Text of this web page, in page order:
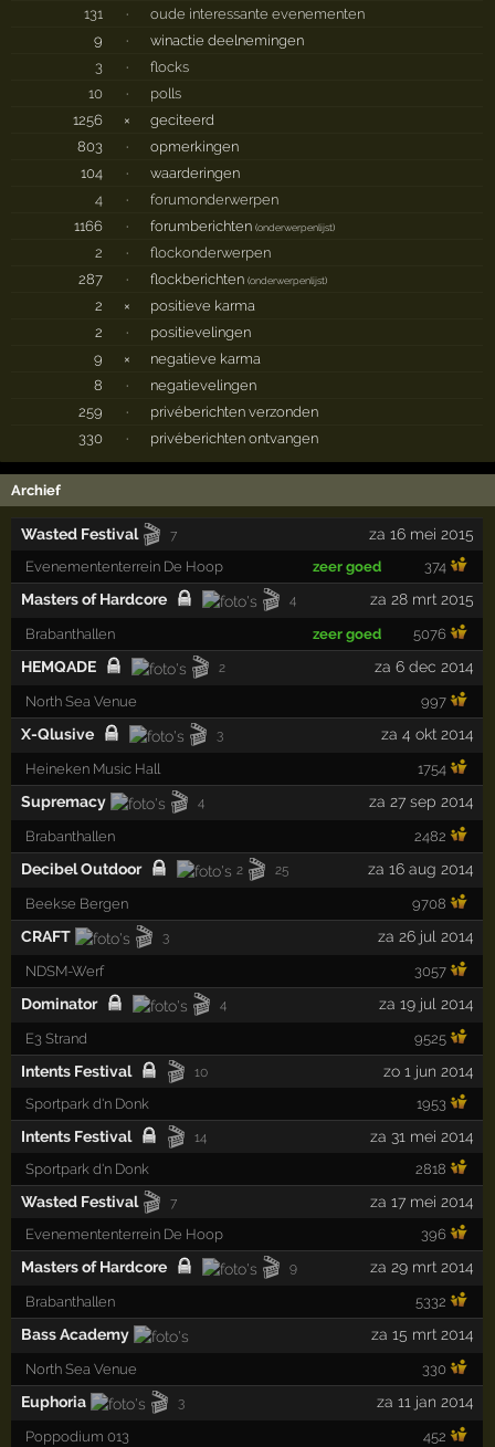
131
·
oude interessante evenementen
9
·
winactie deelnemingen
3
·
flocks
10
·
polls
1256
×
geciteerd
803
·
opmerkingen
104
·
waarderingen
4
·
forumonderwerpen
1166
· forumberichten(onderwerpenlijst)
2 ·
flockonderwerpen
287
· flockberichten(onderwerpenlijst)
2 ×
positieve karma
2
·
positievelingen
9
×
negatieve karma
8
·
negatievelingen
259
·
privéberichten verzonden
330
· privéberichten ontvangen
Archief
Wasted Festival 🎬 7 za 16 mei 2015
Evenemententerrein De Hoop zeer goed 374
Masters of Hardcore 🎬 4 za 28 mrt 2015
Brabanthallen zeer goed 5076
HEMQADE 🎬 2 za 6 dec 2014
North Sea Venue 997
X-Qlusive 🎬 3 za 4 okt 2014
Heineken Music Hall 1754
Supremacy 🎬 4 za 27 sep 2014
Brabanthallen 2482
Decibel Outdoor 2 🎬 25 za 16 aug 2014
Beekse Bergen 9708
CRAFT 🎬 3 za 26 jul 2014
NDSM-Werf 3057
Dominator 🎬 4 za 19 jul 2014
E3 Strand 9525
Intents Festival 🎬 10 zo 1 jun 2014
Sportpark d'n Donk 1953
Intents Festival 🎬 14 za 31 mei 2014
Sportpark d'n Donk 2818
Wasted Festival 🎬 7 za 17 mei 2014
Evenemententerrein De Hoop 396
Masters of Hardcore 🎬 9 za 29 mrt 2014
Brabanthallen 5332
Bass Academy za 15 mrt 2014
North Sea Venue 330
Euphoria 🎬 3 za 11 jan 2014
Poppodium 013 452